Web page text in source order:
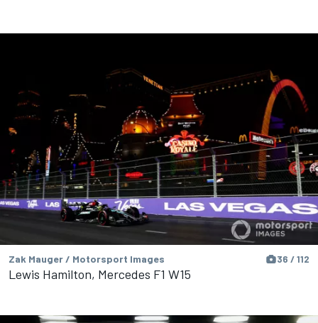
Zak Mauger / Motorsport Images 36 / 112
Lewis Hamilton, Mercedes F1 W15